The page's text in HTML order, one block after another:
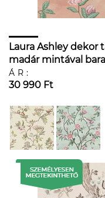
Laura Ashley dekor
madár mintával
ÁR:
30 990 Ft